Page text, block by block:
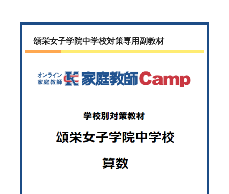
頌栄女子学院中学校対策専用副教材